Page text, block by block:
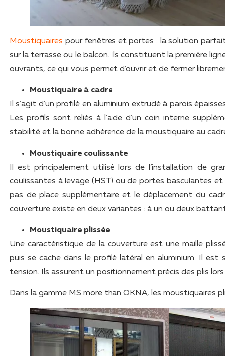
Moustiquaires pour fenêtres et portes : la solution
sur la terrasse ou le balcon. Ils constituent la première
ouvrants, ce qui vous permet d’ouvrir et de fermer
Moustiquaire à cadre
Il s’agit d’un profilé en aluminium extrudé à parois
Les profils sont reliés à l’aide d’un coin interne
stabilité et la bonne adhérence de la moustiquaire au
Moustiquaire coulissante
Il est principalement utilisé lors de l’installation de
coulissantes à levage (HST) ou de portes basculantes et
pas de place supplémentaire et le déplacement du
couverture existe en deux variantes : à un ou deux
Moustiquaire plissée
Une caractéristique de la couverture est une maille
puis se cache dans le profilé latéral en aluminium. Il
tension. Ils assurent un positionnement précis des plis
Dans la gamme MS more than OKNA, les moustiquaires